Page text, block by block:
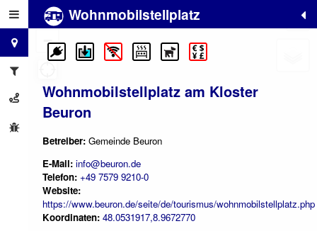
Wohnmobilstellplatz
Wohnmobilstellplatz am Kloster
Beuron
Betreiber: Gemeinde Beuron
E-Mail: info@beuron.de
Telefon: +49 7579 9210-0
Website:
https://www.beuron.de/seite/de/tourismus/wohnmobilstellplatz.php
Koordinaten: 48.0531917,8.9672770
+
−